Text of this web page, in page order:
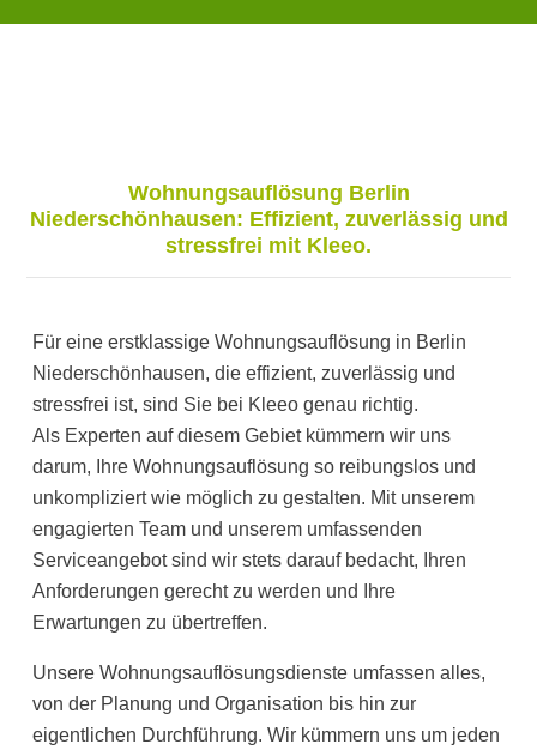
Wohnungsauflösung Berlin
Niederschönhausen: Effizient, zuverlässig und
stressfrei mit Kleeo.
Für eine erstklassige Wohnungsauflösung in Berlin
Niederschönhausen, die effizient, zuverlässig und
stressfrei ist, sind Sie bei Kleeo genau richtig.
Als Experten auf diesem Gebiet kümmern wir uns
darum, Ihre Wohnungsauflösung so reibungslos und
unkompliziert wie möglich zu gestalten. Mit unserem
engagierten Team und unserem umfassenden
Serviceangebot sind wir stets darauf bedacht, Ihren
Anforderungen gerecht zu werden und Ihre
Erwartungen zu übertreffen.
Unsere Wohnungsauflösungsdienste umfassen alles,
von der Planung und Organisation bis hin zur
eigentlichen Durchführung. Wir kümmern uns um jeden